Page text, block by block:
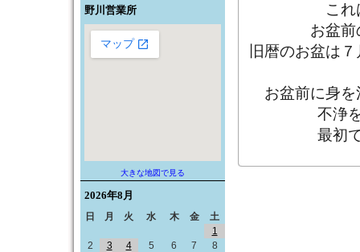
野川営業所
大きな地図で見る
2026年8月
日 月 火 水 木 金 土
1
2
3 4 5 6 7
8
こ
お盆
旧暦のお盆は
お盆前に身
不浄
最初